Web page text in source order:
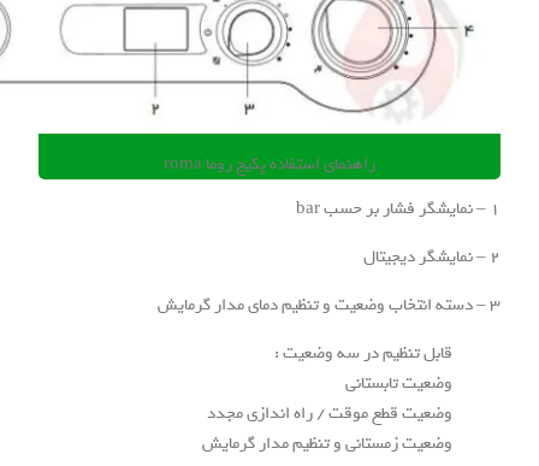
راهنمای استفاده پکیج روما roma
تنظیم در سه وضعیت :
قطع موقت / راه اندازی مجدد
زمستانی و تنظیم مدار گرمایش